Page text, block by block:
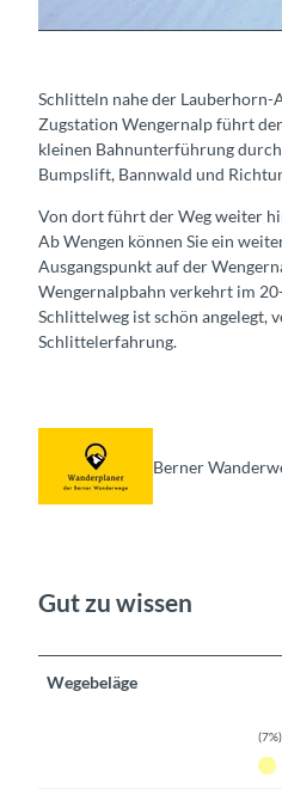
Schlitteln nahe der Lauberhorn-
Zugstation Wengernalp führt
kleinen Bahnunterführung
Bumpslift, Bannwald und
Von dort führt der Weg weiter
Ab Wengen können Sie ein
Ausgangspunkt auf der
Wengernalpbahn verkehrt im
Schlittelweg ist schön angelegt,
Schlittelerfahrung.
Berner
Gut zu wissen
Wegebeläge
(7%)